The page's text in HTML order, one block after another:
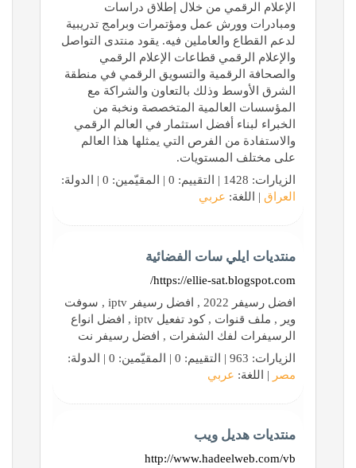
الإعلام الرقمي من خلال إطلاق دراسات
ومبادرات وورش عمل ومؤتمرات وبرامج تدريبية
لدعم القطاع والعاملين فيه. يقود منتدى التواصل
والإعلام الرقمي قطاعات الإعلام الرقمي
والصحافة الرقمية والتسويق الرقمي في منطقة
الشرق الأوسط وذلك بالتعاون والشراكة مع
المؤسسات العالمية المتخصصة ونخبة من
الخبراء لبناء أفضل استثمار في العالم الرقمي
والاستفادة من الفرص التي يمثلها هذا العالم
على مختلف المستويات.
الزيارات: 1428 | التقييم: 0 | المقيّمين: 0 | الدولة:
العراق | اللغة: عربي
منتديات ايلي سات الفضائية
https://ellie-sat.blogspot.com/
افضل رسيفر 2022 , افضل رسيفر iptv , سوفت
وير , ملف قنوات , كود تفعيل iptv , افضل انواع
الرسيفرات لفك الشفرات , افضل رسيفر نت
الزيارات: 963 | التقييم: 0 | المقيّمين: 0 | الدولة:
مصر | اللغة: عربي
منتديات هديل ويب
http://www.hadeelweb.com/vb